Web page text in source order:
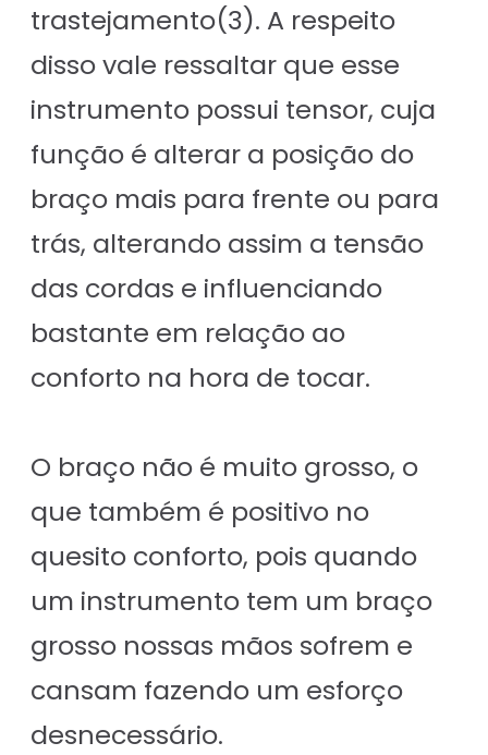
trastejamento(3). A respeito
disso vale ressaltar que esse
instrumento possui tensor, cuja
função é alterar a posição do
braço mais para frente ou para
trás, alterando assim a tensão
das cordas e influenciando
bastante em relação ao
conforto na hora de tocar.
O braço não é muito grosso, o
que também é positivo no
quesito conforto, pois quando
um instrumento tem um braço
grosso nossas mãos sofrem e
cansam fazendo um esforço
desnecessário.